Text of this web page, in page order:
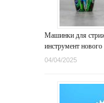
Машинки для
инструмент
04/04/2025